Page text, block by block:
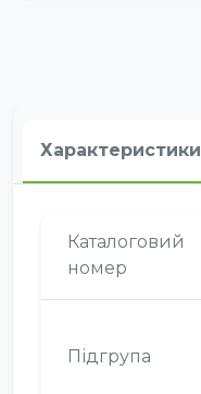
Характеристики
Каталоговий
номер
Підгрупа